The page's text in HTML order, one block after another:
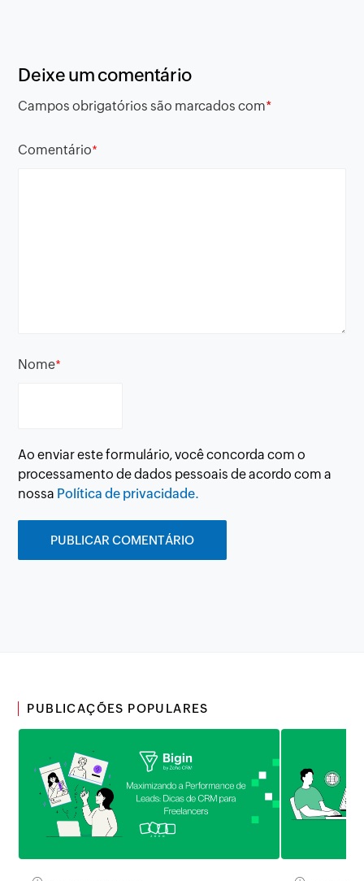
Deixe um comentário
Campos obrigatórios são marcados com*
Comentário*
Nome*
Ao enviar este formulário, você concorda com o
processamento de dados pessoais de acordo com a
nossa Política de privacidade.
PUBLICAÇÕES POPULARES